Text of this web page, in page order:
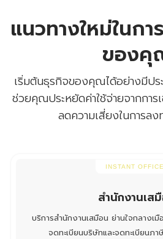
แนวทางใหม่ในกา
ของ
เริ่มต้นธุรกิจของคุณได้อย่างมีปร
ช่วยคุณประหยัดค่าใช้จ่ายจากการ
ลดความเสี่ยงในการล
INSTANT
สำนักงานเส
บริการสำนักงานเสมือน ย่านใจกลางเ
จดทะเบียนบริษัทและจดทะเบียนภ